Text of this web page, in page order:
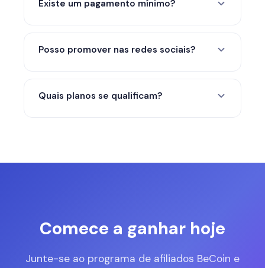
Existe um pagamento mínimo?
Os saldos mais baixos passam para o
Posso promover nas redes sociais?
LinkedIn, Reddit e outros canais orgânicos
Quais planos se qualificam?
Comece a ganhar hoje
Junte-se ao programa de afiliados BeCoin e